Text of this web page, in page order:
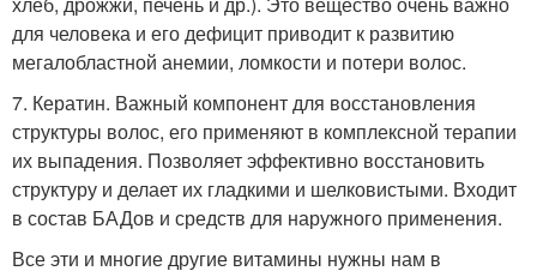
для человека и его дефицит приводит к развитию
мегалобластной анемии, ломкости и потери волос.
7. Кератин. Важный компонент для восстановления
структуры волос, его применяют в комплексной терапии
их выпадения. Позволяет эффективно восстановить
структуру и делает их гладкими и шелковистыми. Входит
в состав БАДов и средств для наружного применения.
Все эти и многие другие витамины нужны нам в